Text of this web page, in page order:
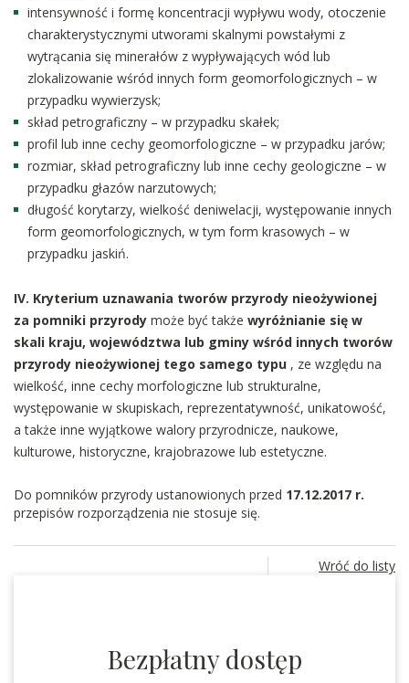
intensywność i formę koncentracji wypływu wody, otoczenie
charakterystycznymi utworami skalnymi powstałymi z
wytrącania się minerałów z wypływających wód lub
zlokalizowanie wśród innych form geomorfologicznych – w
przypadku wywierzysk;
skład petrograficzny – w przypadku skałek;
profil lub inne cechy geomorfologiczne – w przypadku jarów;
rozmiar, skład petrograficzny lub inne cechy geologiczne – w
przypadku głazów narzutowych;
długość korytarzy, wielkość deniwelacji, występowanie innych
form geomorfologicznych, w tym form krasowych – w
przypadku jaskiń.
IV. Kryterium uznawania tworów przyrody nieożywionej
za pomniki przyrody może być także wyróżnianie się w
skali kraju, województwa lub gminy wśród innych tworów
przyrody nieożywionej tego samego typu , ze względu na
wielkość, inne cechy morfologiczne lub strukturalne,
występowanie w skupiskach, reprezentatywność, unikatowość,
a także inne wyjątkowe walory przyrodnicze, naukowe,
kulturowe, historyczne, krajobrazowe lub estetyczne.
Do pomników przyrody ustanowionych przed 17.12.2017 r.
przepisów rozporządzenia nie stosuje się.
Wróć do listy
Bezpłatny dostęp